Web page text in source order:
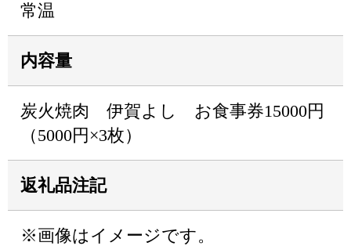
常温
内容量
炭火焼肉 伊賀よし お食事券15000円
（5000円×3枚）
返礼品注記
※画像はイメージです。